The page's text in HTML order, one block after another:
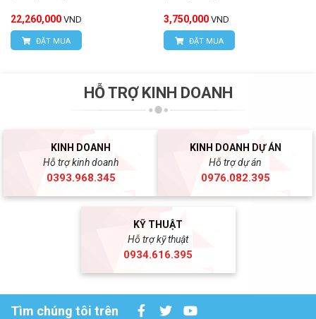
22,260,000 VND
ĐẶT MUA
3,750,000 VND
ĐẶT MUA
HỖ TRỢ KINH DOANH
KINH DOANH
Hỗ trợ kinh doanh
0393.968.345
KINH DOANH DỰ ÁN
Hỗ trợ dự án
0976.082.395
KỸ THUẬT
Hỗ trợ kỹ thuật
0934.616.395
Tìm chúng tôi trên